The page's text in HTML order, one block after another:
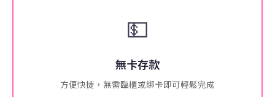
💵
無卡存款
方便快捷，無需臨櫃或綁卡即可輕鬆完成